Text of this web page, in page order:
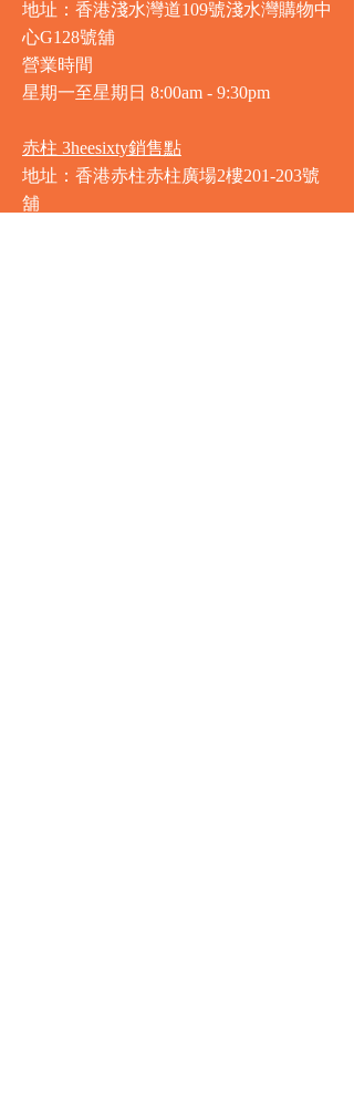
地址：香港淺水灣道109號淺水灣購物中
心G128號舖
營業時間
星期一至星期日 8:00am - 9:30pm
赤柱 3heesixty銷售點
地址：香港赤柱赤柱廣場2樓201-203號
舖